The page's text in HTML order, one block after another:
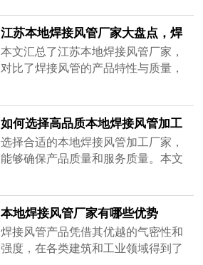
的有机溶剂，其挥发产生的有机气体
需要进行有效收集和处理；光伏生产
过程中则涉及酸锌等腐蚀性废气。这
些废气不仅对环境有影响，部分还具
结构密封性提出了更高要求。
江苏本地焊接风管厂家大盘点，焊
接品质如何选择？
本文汇总了江苏本地焊接风管厂家，
对比了焊接风管的产品特性与质量，
如何选择高品质本地焊接风管加工
厂家直销？
选择合适的本地焊接风管加工厂家，
能够确保产品质量和服务质量。本文
厂家的关键因素。
本地焊接风管厂家有哪些优势
焊接风管产品凭借其优越的气密性和
强度，在各类建筑和工业领域得到了